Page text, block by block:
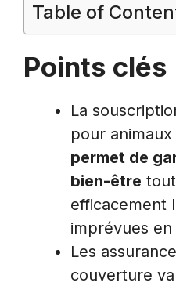
Table of
Points clés
La
pour
permet de
bien-être
efficacement
imprévues
Les
couverture